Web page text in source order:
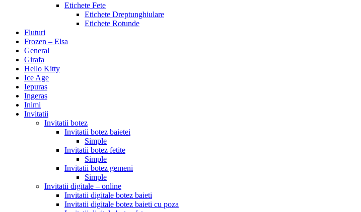
Etichete Fete
Etichete Dreptunghiulare
Etichete Rotunde
Fluturi
Frozen – Elsa
General
Girafa
Hello Kitty
Ice Age
Iepuras
Ingeras
Inimi
Invitatii
Invitatii botez
Invitatii botez baietei
Simple
Invitatii botez fetite
Simple
Invitatii botez gemeni
Simple
Invitatii digitale – online
Invitatii digitale botez baieti
Invitatii digitale botez baieti cu poza